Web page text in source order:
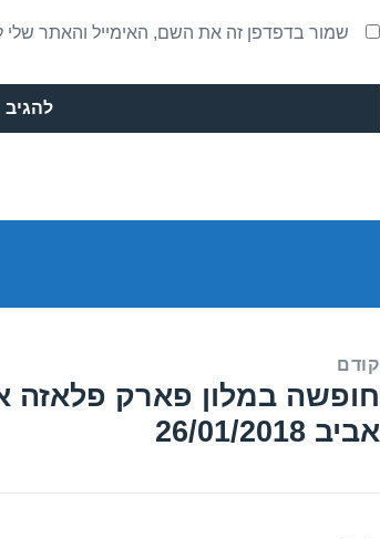
שמור בדפדפן זה את השם, האימייל והאתר
קודם
הפוסט
הקודם:
חופשה במלון פארק פלאזה
אביב 26/01/2018